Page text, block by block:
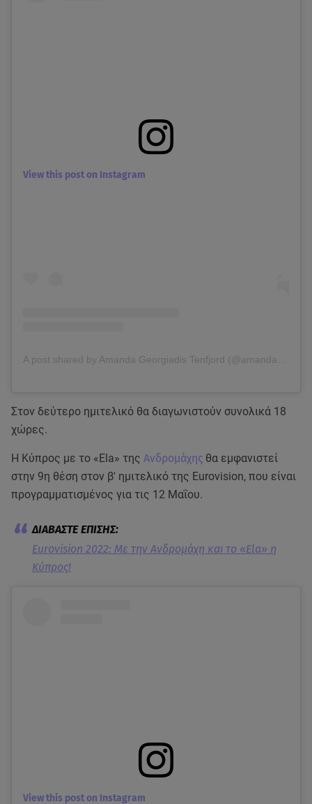
View this post on Instagram
Στον δεύτερο ημιτελικό θα διαγωνιστούν συνολικά 18
χώρες.
Η Κύπρος με το «Ela» της Ανδρομάχης θα εμφανιστεί
στην 9η θέση στον β' ημιτελικό της Eurovision, που είναι
προγραμματισμένος για τις 12 Μαΐου.
Eurovision 2022: Με την Ανδρομάχη και το «Ela» η
Κύπρος!
View this post on Instagram